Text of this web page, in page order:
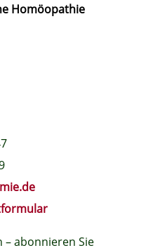
Homöopathie
– abonnieren Sie